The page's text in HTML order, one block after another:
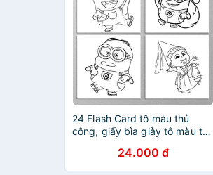
24 Flash Card tô màu thủ
công, giấy bìa giày tô màu thủ
kích thước 9cm x 9cm))
24.000 đ